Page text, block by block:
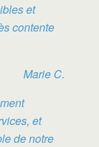
et
contente
Marie C.
et
de notre